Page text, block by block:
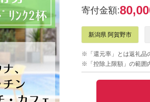
寄付金額:
新潟県 阿賀野市
※「還元率」とは返礼品
※「控除上限額」の範囲